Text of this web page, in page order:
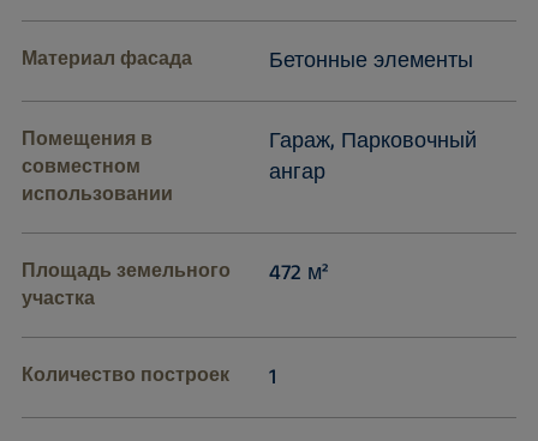
Материал фасада Бетонные элементы
Помещения в
совместном
использовании
Гараж, Парковочный
ангар
Площадь земельного
участка
472 м²
Количество построек 1